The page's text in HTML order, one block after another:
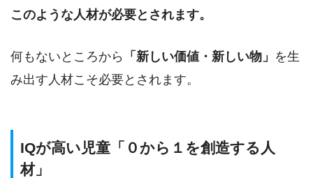
このような人材が必要とされます。
何もないところから 「新しい価値・新しい物」 を生
み出す人材こそ必要とされます。
IQが高い児童「０から１を創造する人
材」